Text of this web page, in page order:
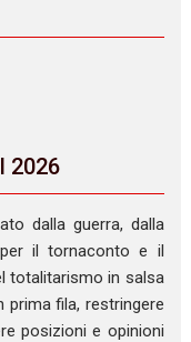
2026
dalla guerra, dalla
il tornaconto e il
totalitarismo in salsa
prima fila, restringere
posizioni e opinioni